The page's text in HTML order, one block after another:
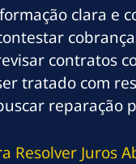
clara e
contratos
tratado com
reparação
Resolver Juros